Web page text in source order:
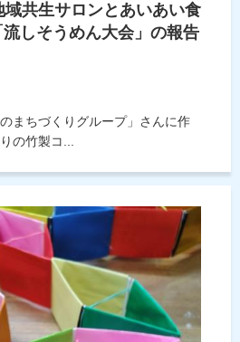
共生サロンとあいあい食
しそうめん大会」の報告
まちづくりグループ」さんに作
の竹製コ...